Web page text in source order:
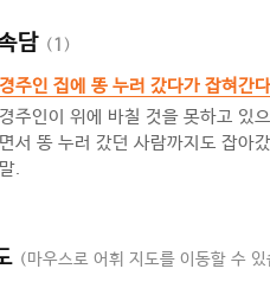
담 (1 )
경주인 집에 똥 누러 갔다가 잡혀간다
경주인이 위에 바칠 것을 못하고 있
면서 똥 누러 갔던 사람까지도 잡아
말.
(마우스로 어휘 지도를 이동할 수